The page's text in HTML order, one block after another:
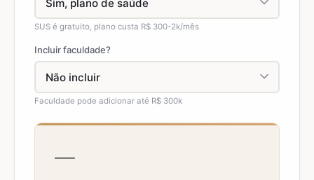
SUS é gratuito, plano custa R$ 300-2k/mês
Incluir faculdade?
Faculdade pode adicionar até R$ 300k
—